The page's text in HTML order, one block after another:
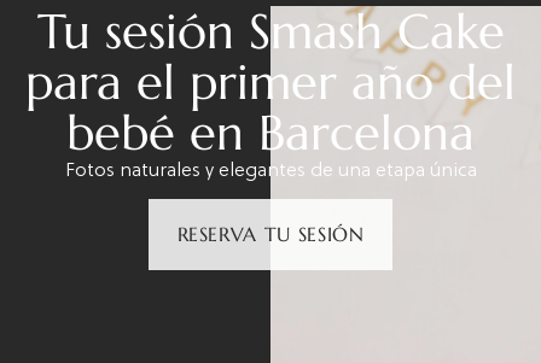
Tu sesión Smash Cake
para el primer año del
bebé en Barcelona
Fotos naturales y elegantes de una etapa única
RESERVA TU SESIÓN